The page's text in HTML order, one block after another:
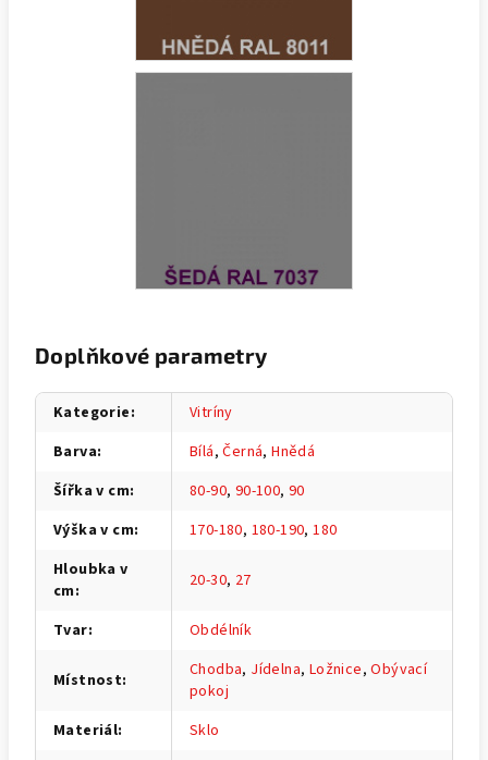
Doplňkové parametry
Kategorie:
Vitríny
Barva: Bílá,Černá,Hnědá
Šířka v cm: 80-90, 90-100,90
Výška v cm: 170-180, 180-190,180
Hloubka v
cm: 20-30, 27
Tvar: Obdélník
Místnost: Chodba, Jídelna, Ložnice,Obývací
pokoj
Materiál:
Sklo